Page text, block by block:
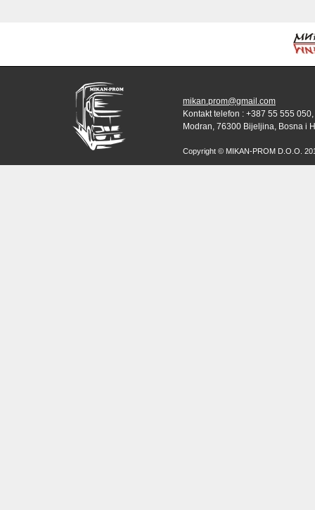
mikan.prom@gmail.com
Kontakt telefon : +387 55 555
Modran, 76300 Bijeljina, Bosna i
Copyright © MIKAN-PROM D.O.O.